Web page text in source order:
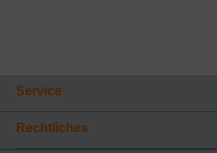
Service
Rechtliches